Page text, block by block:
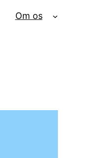
Om os